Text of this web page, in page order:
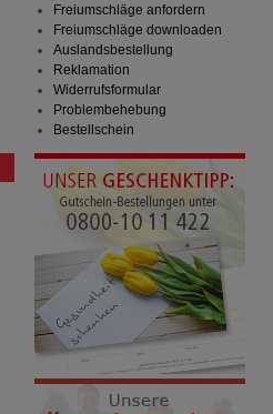
Freiumschläge anfordern
Freiumschläge downloaden
Auslandsbestellung
Reklamation
Widerrufsformular
Problembehebung
Bestellschein